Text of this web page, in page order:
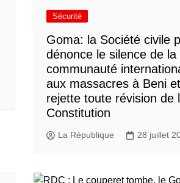
Sécurité
Goma: la Société civile
dénonce le silence de la
communauté
aux massacres à Beni
rejette toute révision de
Constitution
La République 28 juillet